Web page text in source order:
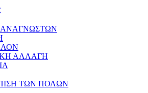
ΑΝΑΓΝΩΣΤΩΝ
ΑΛΛΑΓΗ
ΤΩΝ ΠΟΛΩΝ